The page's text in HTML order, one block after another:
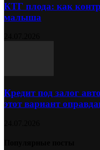
КТГ плода: как
малыша
Кредит под залог
этот вариант